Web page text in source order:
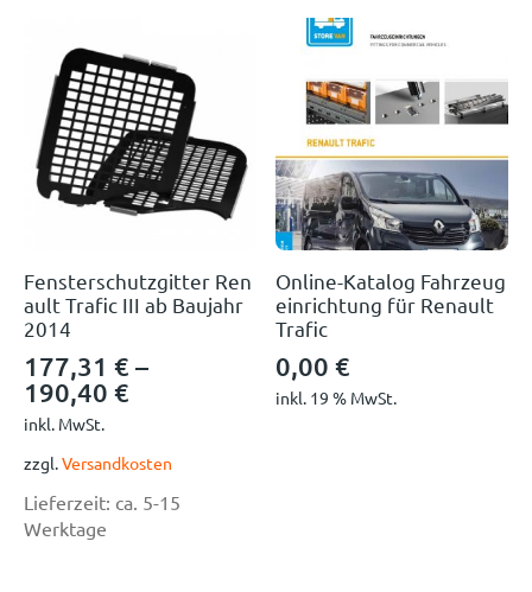
Fensterschutzgitter Ren
ault Trafic III ab Baujahr
2014
177,31 € –
190,40 €
inkl. MwSt.
zzgl.Versandkosten
Lieferzeit: ca. 5-15
Werktage
Online-Katalog Fahrzeug
einrichtung für Renault
Trafic
0,00€
inkl. 19 % MwSt.